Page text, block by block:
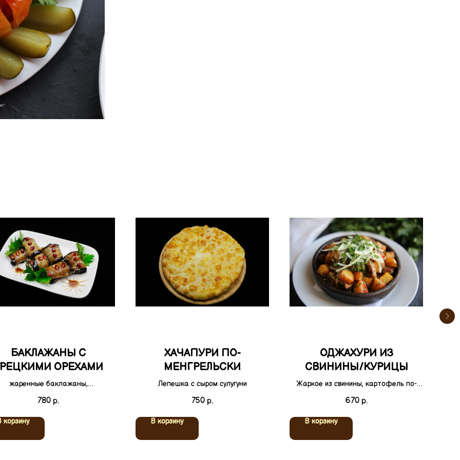
БАКЛАЖАНЫ С
ОРЕХАМИ
жаренные баклажаны,
грецким орехом,
и гранатом (Постное
блюдо)
780 р.
корзину
ХАЧАПУРИ ПО-
МЕНГРЕЛЬСКИ
Лепешка с сыром сулугуни
750 р.
В корзину
ОДЖАХУРИ ИЗ
СВИНИНЫ/КУРИЦЫ
Жаркое из свинины, картофель по-
деревенски с чесноком
670 р.
В корзину